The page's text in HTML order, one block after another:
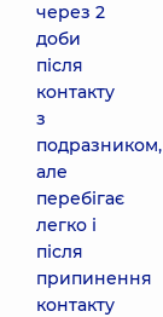
через 2
доби
після
контакту
з
подразником,
але
перебігає
легко і
після
припинення
контакту